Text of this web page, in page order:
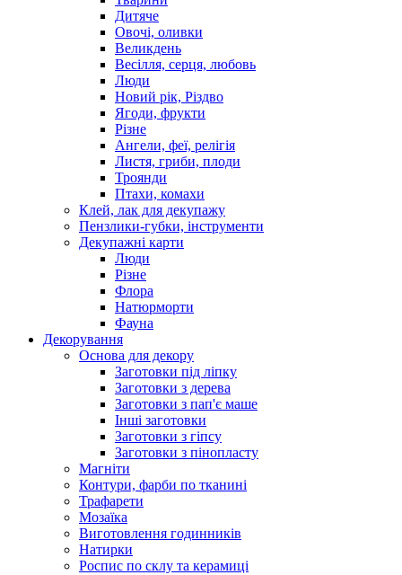
Дитяче
Овочі, оливки
Великдень
Весілля, серця, любовь
Люди
Новий рік, Різдво
Ягоди, фрукти
Різне
Ангели, феї, релігія
Листя, гриби, плоди
Троянди
Птахи, комахи
Клей, лак для декупажу
Пензлики-губки, інструменти
Декупажні карти
Люди
Різне
Флора
Натюрморти
Фауна
Декорування
Основа для декору
Заготовки під ліпку
Заготовки з дерева
Заготовки з пап'є маше
Інші заготовки
Заготовки з гіпсу
Заготовки з пінопласту
Магніти
Контури, фарби по тканині
Трафарети
Мозаїка
Виготовлення годинників
Натирки
Роспис по склу та керамиці